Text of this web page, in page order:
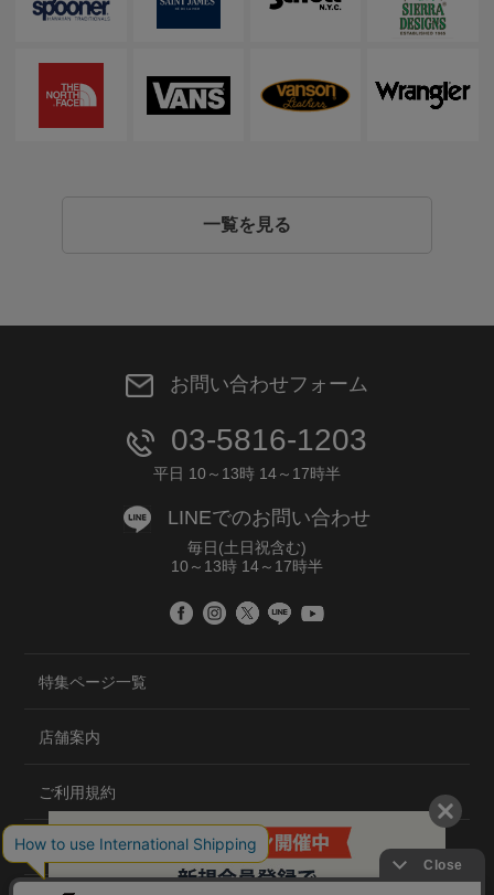
一覧を見る
お問い合わせフォーム
03-5816-1203
平日 10～13時 14～17時半
LINEでのお問い合わせ
毎日(土日祝含む)
10～13時 14～17時半
特集ページ一覧
店舗案内
ご利用規約
プライバシーポリシー